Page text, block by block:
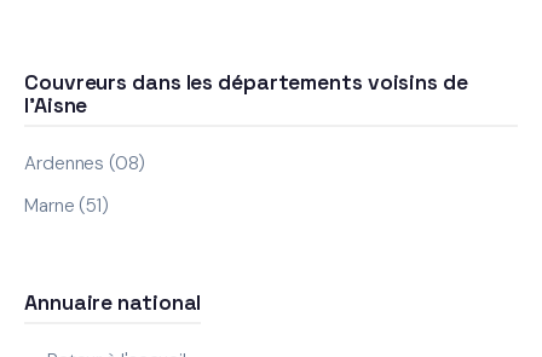
Couvreurs dans les départements voisins de
l'Aisne
Ardennes (08)
Marne (51)
Annuaire national